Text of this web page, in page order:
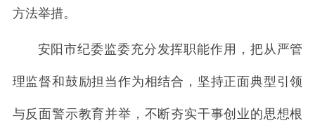
方法举措。
安阳市纪委监委充分发挥职能作用，把从严管
理监督和鼓励担当作为相结合，坚持正面典型引领
与反面警示教育并举，不断夯实干事创业的思想根